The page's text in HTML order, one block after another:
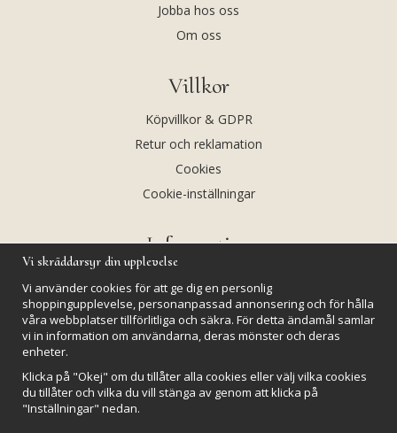
Jobba hos oss
Om oss
Villkor
Köpvillkor & GDPR
Retur och reklamation
Cookies
Cookie-inställningar
Information
Kalendarium
Nyheter
Kristaller och fairtrade
Rena & Ladda kristaller
Vi skräddarsyr din upplevelse
Vi använder cookies för att ge dig en personlig
shoppingupplevelse, personanpassad annonsering och för hålla
våra webbplatser tillförlitliga och säkra. För detta ändamål samlar
vi in information om användarna, deras mönster och deras
enheter.
Klicka på "Okej" om du tillåter alla cookies eller välj vilka cookies
du tillåter och vilka du vill stänga av genom att klicka på
"Inställningar" nedan.